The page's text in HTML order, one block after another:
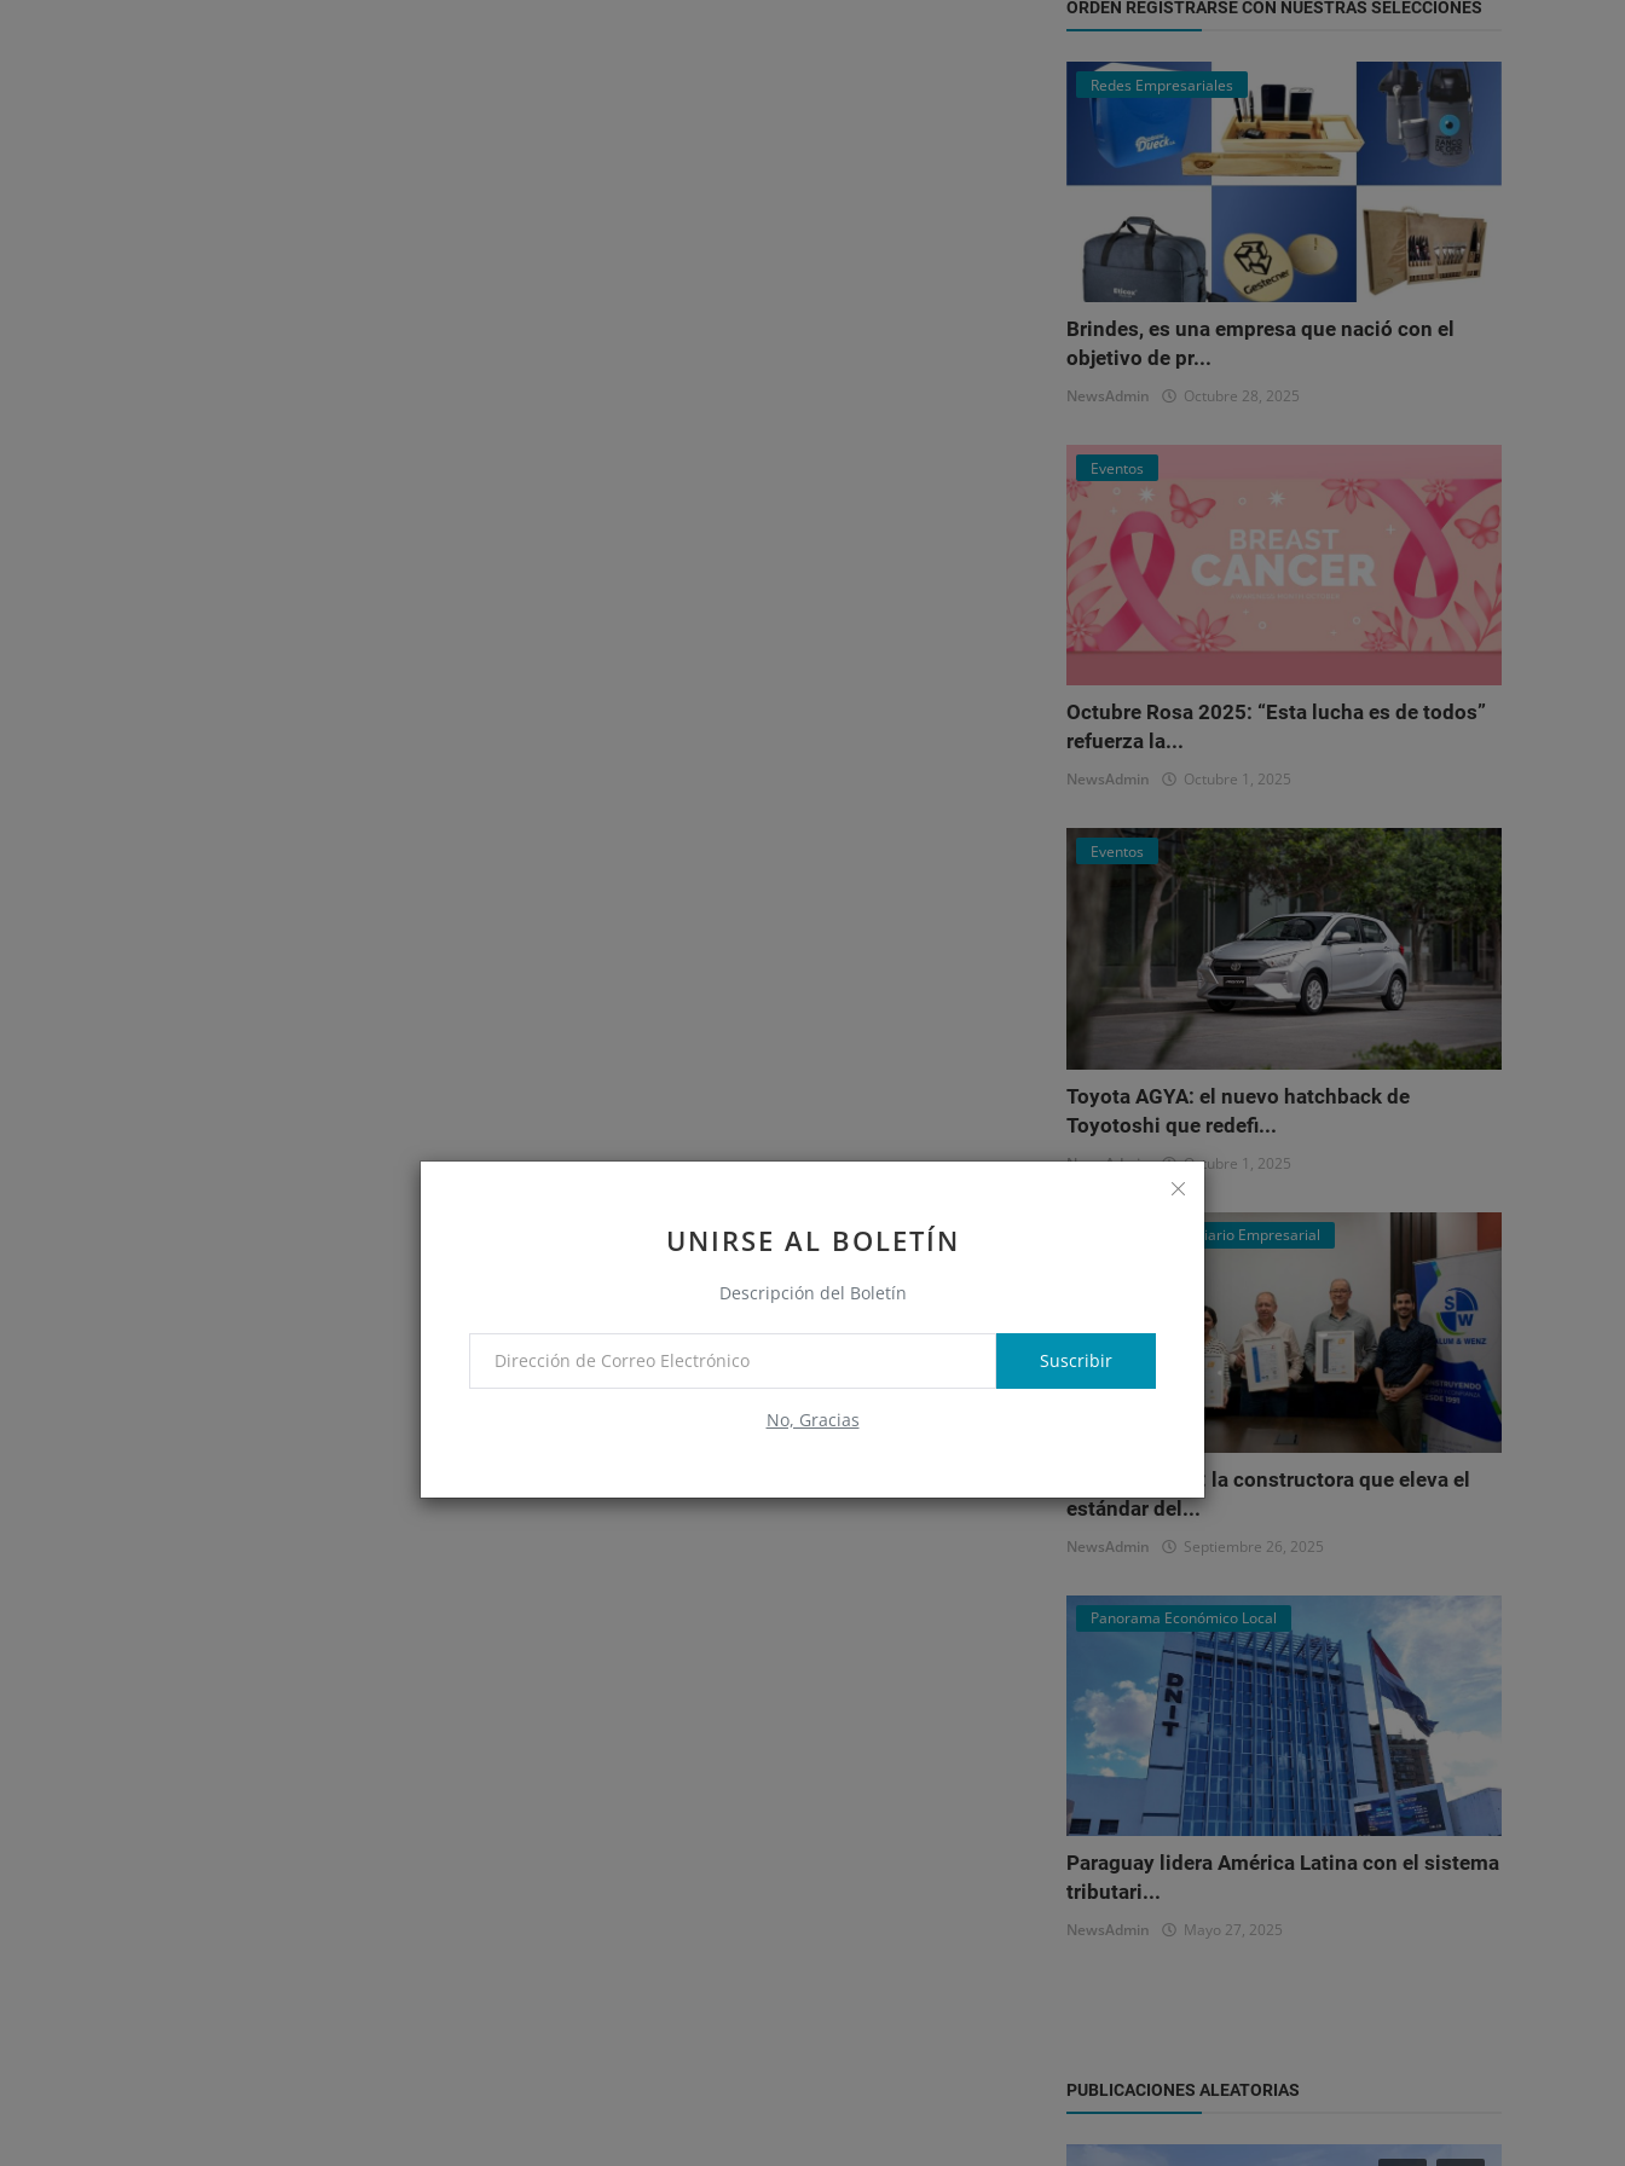
UNIRSE AL BOLETÍN
Descripción del Boletín
Suscribir
No, Gracias
ORDEN REGISTRARSE CON NUESTRAS SELECCIONES
Redes Empresariales
Brindes, es una empresa que nació con el
objetivo de pr...
NewsAdmin Octubre 28, 2025
Eventos
Octubre Rosa 2025: “Esta lucha es de todos”
refuerza la...
NewsAdmin Octubre 1, 2025
Eventos
Toyota AGYA: el nuevo hatchback de
Toyotoshi que redefi...
NewsAdmin Octubre 1, 2025
Mercado Inmobiliario Empresarial
Salum & Wenz: la constructora que eleva el
estándar del...
NewsAdmin Septiembre 26, 2025
Panorama Económico Local
Paraguay lidera América Latina con el sistema
tributari...
NewsAdmin Mayo 27, 2025
PUBLICACIONES ALEATORIAS